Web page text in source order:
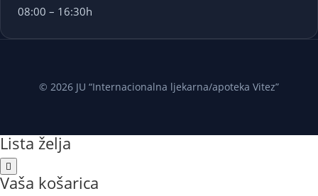
08:00 – 16:30h
© 2026 JU “Internacionalna ljekarna/apoteka Vitez”
Lista želja
Vaša košarica